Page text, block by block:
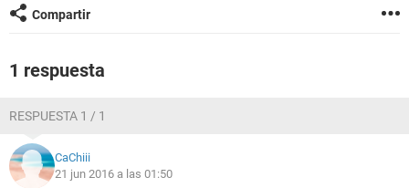
GLOSARIO
Compartir
1 respuesta
RESPUESTA 1 / 1
CaChiii
21 jun 2016 a las 01:50